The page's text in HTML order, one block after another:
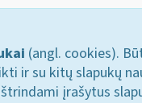
(angl. cookies).
ir su kitų slapukų
įrašytus